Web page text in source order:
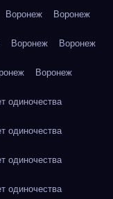
Воронеж Воронеж
Воронеж Воронеж
Воронеж
одиночества
одиночества
одиночества
одиночества